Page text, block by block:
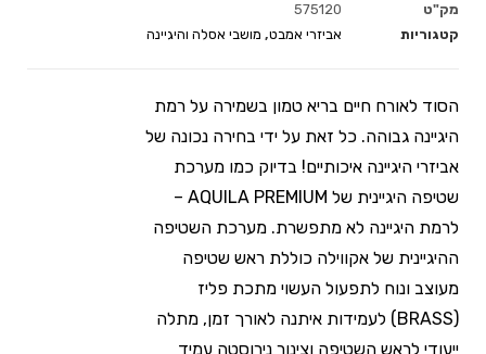
מק"ט
575120
קטגוריות
אביזרי אמבט, מושבי אסלה והיגיינה
הסוד לאורח חיים בריא טמון בשמירה על רמת
היגיינה גבוהה. כל זאת על ידי בחירה נכונה של
אביזרי היגיינה איכותיים! בדיוק כמו מערכת
שטיפה היגיינית של AQUILA PREMIUM –
לרמת היגיינה לא מתפשרת. מערכת השטיפה
ההיגיינית של אקווילה כוללת ראש שטיפה
מעוצב ונוח לתפעול העשוי מתכת פליז
(BRASS) לעמידות איתנה לאורך זמן, מתלה
ייעודי לראש השטיפה וצינור נירוסטה עמיד